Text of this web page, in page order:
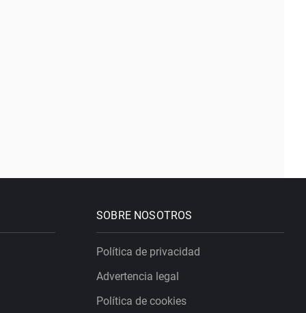
SOBRE NOSOTROS
Política de privacidad
Advertencia legal
Política de cookies